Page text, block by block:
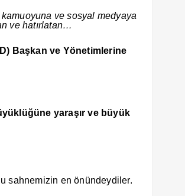
ve sosyal medyaya
ve hatırlatan…
Başkan ve Yönetimlerine
yaraşır ve büyük
sahnemizin en önündeydiler.